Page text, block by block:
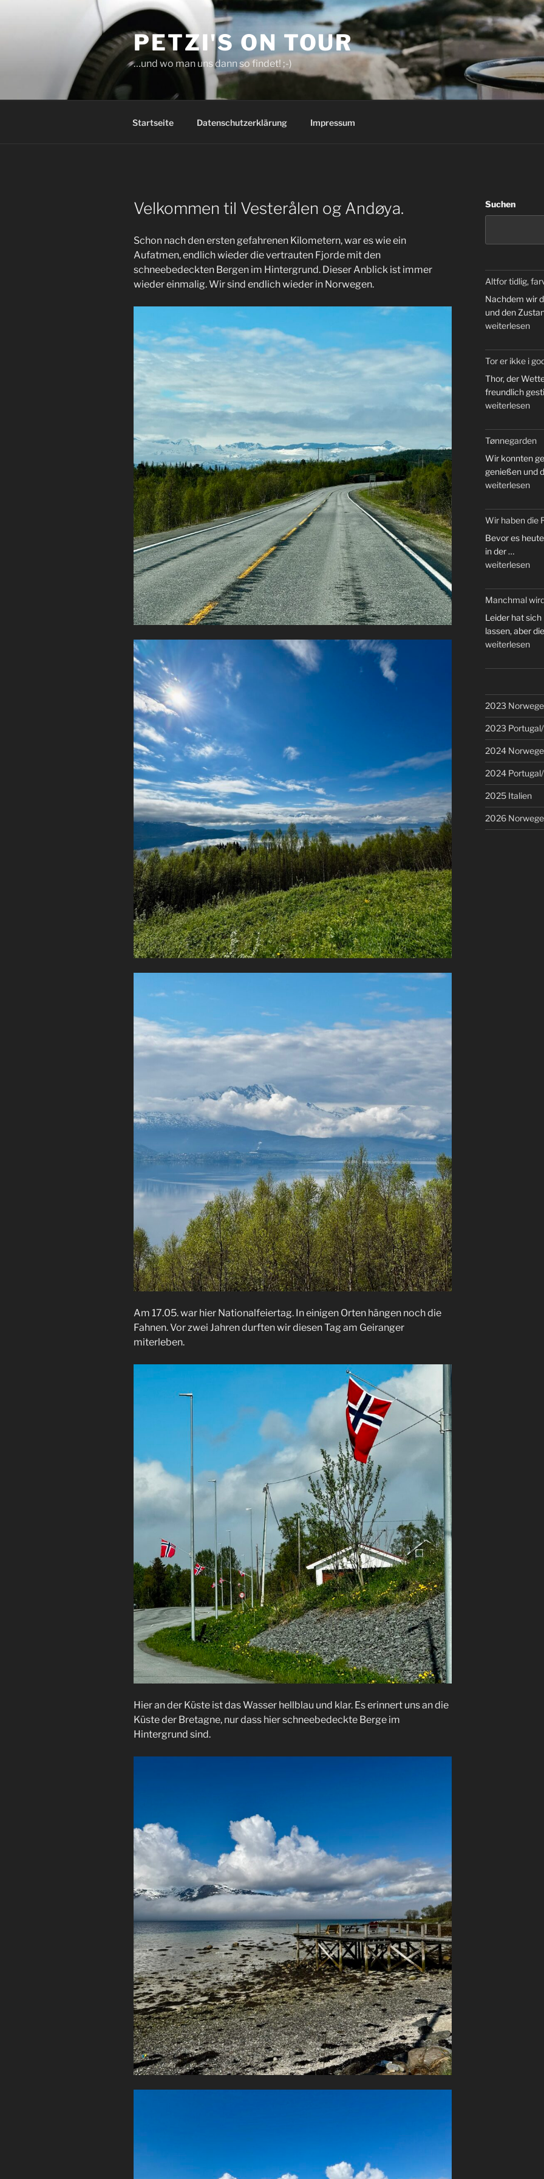
PETZI'S ON TOUR
…und wo man uns dann so findet! ;-)
Startseite Datenschutzerklärung Impressum
Velkommen til Vesterålen og Andøya.
Schon nach den ersten gefahrenen Kilometern, war es wie ein
Aufatmen, endlich wieder die vertrauten Fjorde mit den
schneebedeckten Bergen im Hintergrund. Dieser Anblick ist immer
wieder einmalig. Wir sind endlich wieder in Norwegen.
Am 17.05. war hier Nationalfeiertag. In einigen Orten hängen noch die
Fahnen. Vor zwei Jahren durften wir diesen Tag am Geiranger
miterleben.
Hier an der Küste ist das Wasser hellblau und klar. Es erinnert uns an die
Küste der Bretagne, nur dass hier schneebedeckte Berge im
Hintergrund sind.
Suchen
Altfor tidlig,
Nachdem wir
und den
„Altfor
farvel
til
Norge“
weiterlesen
Tor er ikke i
Thor, der
freundlich
„Tor
ikke
godt
humør.“
weiterlesen
Tønnegarden
Wir konnten
genießen und
„Tønnegarden“
weiterlesen
Wir haben die
Bevor es
in der …
„Wir
die
Runde
voll…“
weiterlesen
Manchmal
Leider hat
lassen, aber
„Manchmal
man
weiterlesen
2023
2023
2024
2024
2025 Italien
2026